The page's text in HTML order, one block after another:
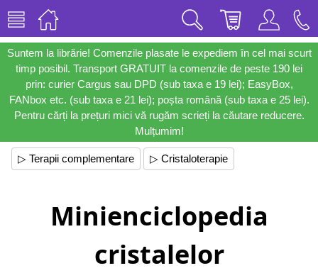
Suntem la librărie! Comenzile plasate le expediem în cel mai scurt
timp posibil. Transport GRATUIT la comenzile de peste 190 lei
prin: curier Cargus sau DPD (sub taxa e 19 lei); EasyBox,
FANbox etc. (sub taxa e 21 lei); poșta română (sub taxa e 25 lei).
Pentru cărți la prețuri mici vă rugăm scrieți la căutare reducere.
Mulțumim!
▷ Terapii complementare ▷ Cristaloterapie
Minienciclopedia
cristalelor